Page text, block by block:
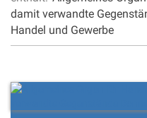
damit verwandte
Handel und Gewerbe